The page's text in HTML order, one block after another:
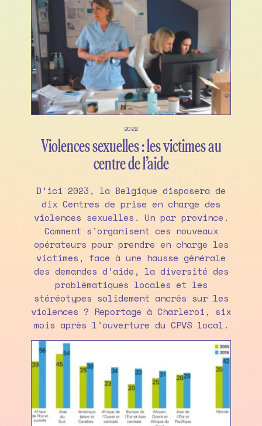
2022
Violences sexuelles : les victimes au
centre de l’aide
D’ici 2023, la Belgique disposera de
dix Centres de prise en charge des
violences sexuelles. Un par province.
Comment s’organisent ces nouveaux
opérateurs pour prendre en charge les
victimes, face à une hausse générale
des demandes d’aide, la diversité des
problématiques locales et les
stéréotypes solidement ancrés sur les
violences ? Reportage à Charleroi, six
mois après l’ouverture du CPVS local.